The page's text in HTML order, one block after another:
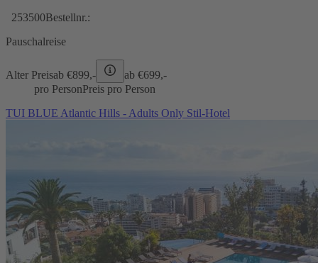
253500Bestellnr.:
Pauschalreise
Alter Preisab €899,- ab €699,-
pro PersonPreis pro Person
TUI BLUE Atlantic Hills - Adults Only Stil-Hotel